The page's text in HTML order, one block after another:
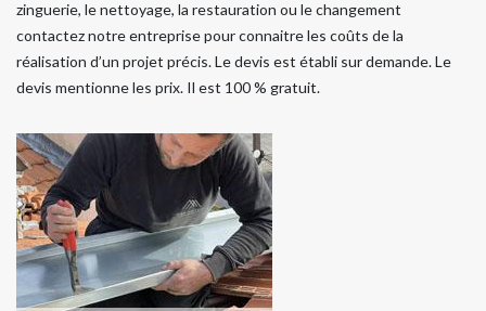
zinguerie, le nettoyage, la restauration ou le changement
contactez notre entreprise pour connaitre les coûts de la
réalisation d’un projet précis. Le devis est établi sur demande. Le
devis mentionne les prix. Il est 100 % gratuit.